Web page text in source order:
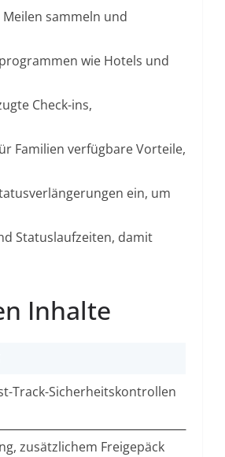
Meilen sammeln und
wie Hotels und
Check-ins,
Familien verfügbare Vorteile,
ein, um
Statuslaufzeiten, damit
Inhalte
Track-Sicherheitskontrollen
zusätzlichem Freigepäck